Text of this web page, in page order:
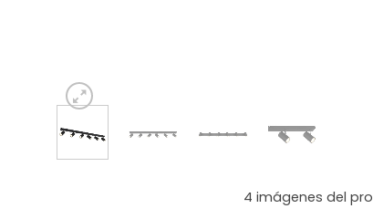
4 imágenes del